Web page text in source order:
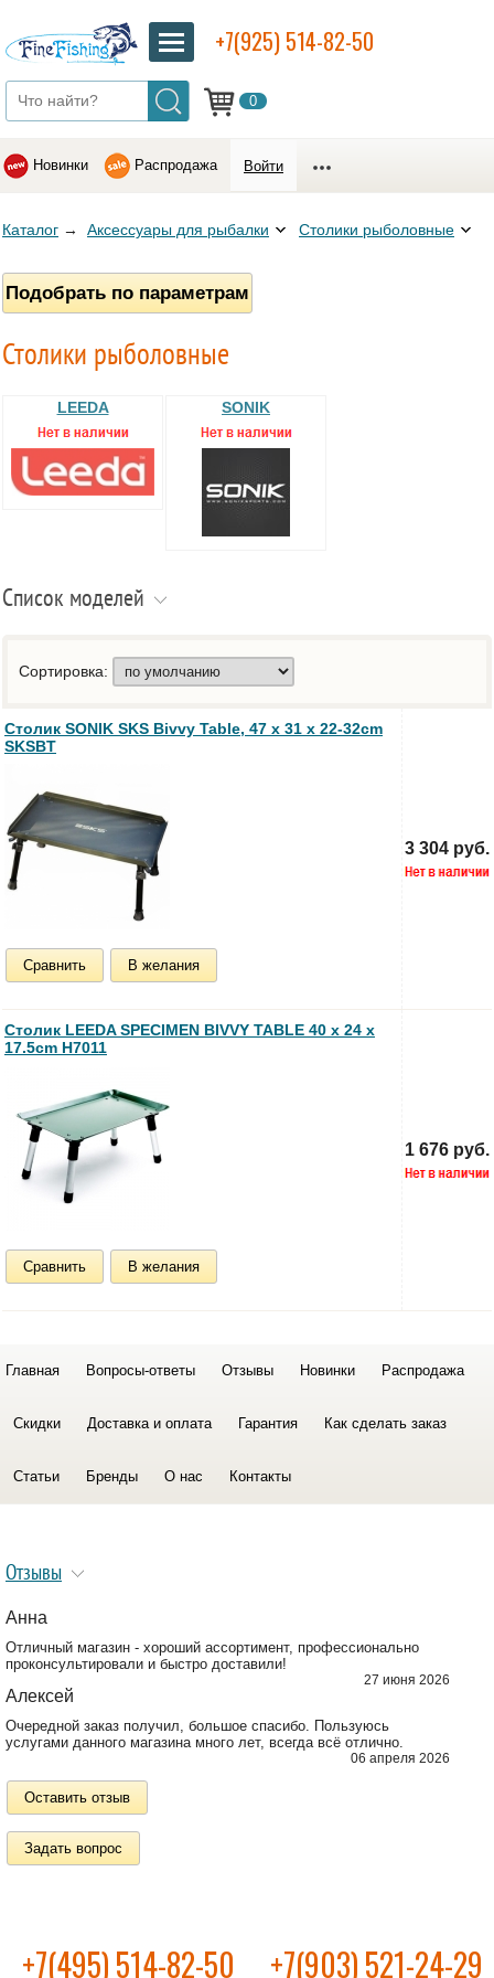
0
+7(925) 514-82-50
Новинки Распродажа Войти
Каталог → Аксессуары для рыбалки Столики рыболовные
Подобрать по параметрам
Столики рыболовные
LEEDA SONIK
Список моделей
Сортировка:
Столик SONIK SKS Bivvy Table, 47 х 31 х 22-32cm
SKSBT
Сравнить В желания
3 304 руб.
Столик LEEDA SPECIMEN BIVVY TABLE 40 x 24 x
17.5cm H7011
Сравнить В желания
1 676 руб.
Главная Вопросы-ответы Отзывы Новинки Распродажа
Скидки Доставка и оплата Гарантия Как сделать заказ
Статьи Бренды О нас Контакты
Отзывы
Анна
Отличный магазин - хороший ассортимент, профессионально
проконсультировали и быстро доставили!
27 июня 2026
Алексей
Очередной заказ получил, большое спасибо. Пользуюсь
услугами данного магазина много лет, всегда всё отлично.
06 апреля 2026
Оставить отзыв
Задать вопрос
+7(495) 514-82-50 +7(903) 521-24-29